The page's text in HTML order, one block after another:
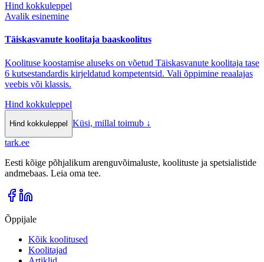
Hind kokkuleppel
Avalik esinemine
Täiskasvanute koolitaja baaskoolitus
Koolituse koostamise aluseks on võetud Täiskasvanute koolitaja tase
6 kutsestandardis kirjeldatud kompetentsid. Vali õppimine reaalajas
veebis või klassis.
Hind kokkuleppel
Hind kokkuleppel Küsi, millal toimub ↓
tark.ee
Eesti kõige põhjalikum arenguvõimaluste, koolituste ja spetsialistide
andmebaas. Leia oma tee.
Õppijale
Kõik koolitused
Koolitajad